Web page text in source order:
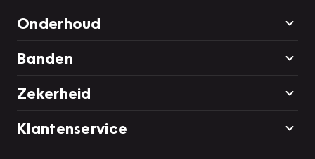
Onderhoud
Banden
Zekerheid
Klantenservice